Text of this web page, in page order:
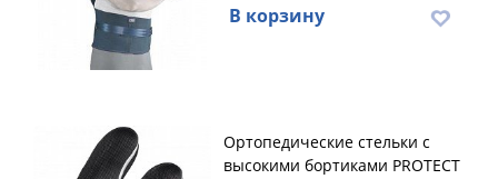
В корзину
Ортопедические стельки с
высокими бортиками PROTECT